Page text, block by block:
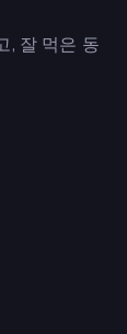
, 잘 먹은 동